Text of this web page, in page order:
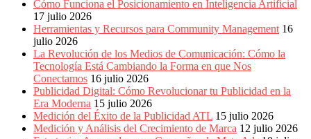
Eventos
Marketing,
Mercadotecnia,
Eventos
Publicitarios,
Colecciónes,
Marcas,
Insigns,
Radio,
Cómo Funciona el Posicionamiento en Inteligencia Artificial
17 julio 2026
Herramientas y Recursos para Community Management 16
julio 2026
La Revolución de los Medios de Comunicación: Cómo la
Tecnología Está Cambiando la Forma en que Nos
Conectamos 16 julio 2026
Publicidad Digital: Cómo Revolucionar tu Publicidad en la
Era Moderna 15 julio 2026
Medición del Éxito de la Publicidad ATL 15 julio 2026
Medición y Análisis del Crecimiento de Marca 12 julio 2026